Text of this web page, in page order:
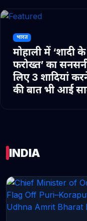
भारत
मोहाली में ‘शादी
फरोख्त’ का
लिए 3 शादियां
की बात भी आई
INDIA